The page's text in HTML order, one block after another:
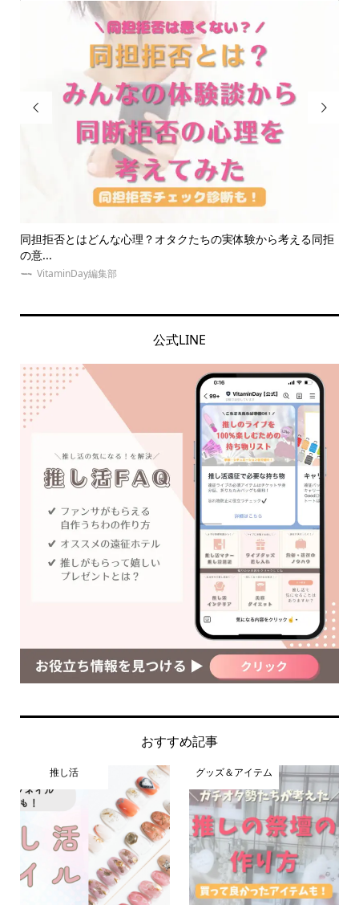

同担拒否とはどんな心理？オタクたちの実体験から考える同拒
の意...
VitaminDay編集部

公式LINE
おすすめ記事
推し活 グッズ＆アイテム